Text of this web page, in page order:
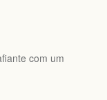
com um